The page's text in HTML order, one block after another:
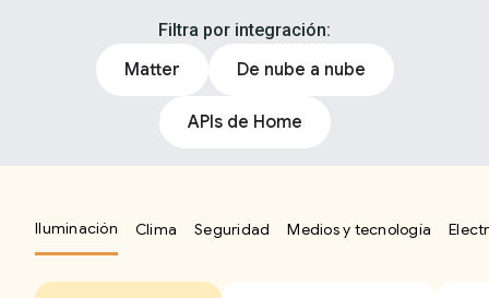
Filtra por integración:
Matter De nube a nube
APIs de Home
Iluminación Clima Seguridad Medios y tecnología